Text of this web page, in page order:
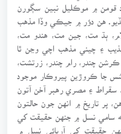
قومن ۾ موڪليل نبين سڳورن
هن دؤر ۾ جيڪي وڏا مذهب
ٻڌ مت، جين مت، هندو مت،
۽ چيني مذهب اچي وڃن ٿا
ڪرشن چندر، رام چندر، زرتشت،
جا ڪروڙين پيروڪار موجود
۽ مصري رهبر آخن آتون
پر تاريخ ۾ انهن جون حالتون
سامي نسل ۾ جنهن حقيقت کي
حقيقت کي آريائي نسل ۾